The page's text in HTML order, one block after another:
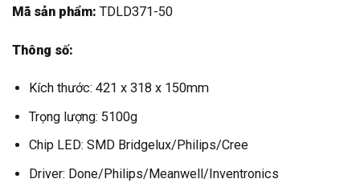
Mã sản phẩm: TDLD371-50
Thông số:
Kích thước: 421 x 318 x 150mm
Trọng lượng: 5100g
Chip LED: SMD Bridgelux/Philips/Cree
Driver: Done/Philips/Meanwell/Inventronics